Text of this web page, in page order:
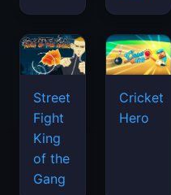
Street
Fight
King
of the
Gang
Cricket
Hero